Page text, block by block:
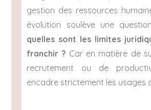
gestion des ressources
évolution soulève une
quelles sont les limites
franchir ? Car en matière de
recrutement ou de
encadre strictement les usages